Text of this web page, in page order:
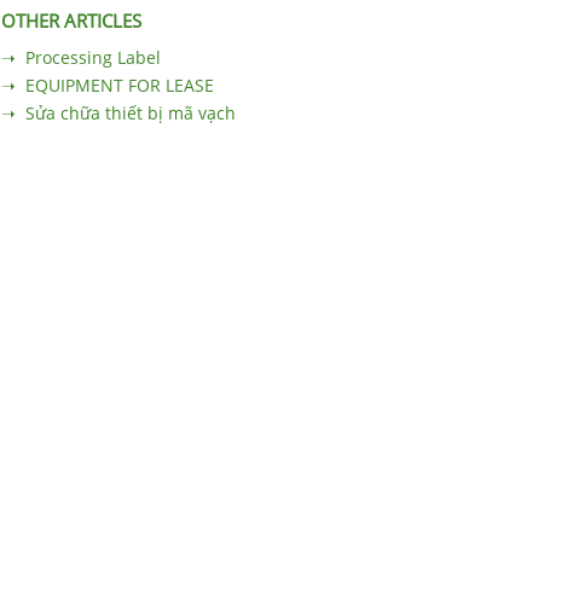
OTHER ARTICLES
➝ Processing Label
➝ EQUIPMENT FOR LEASE
➝ Sửa chữa thiết bị mã vạch